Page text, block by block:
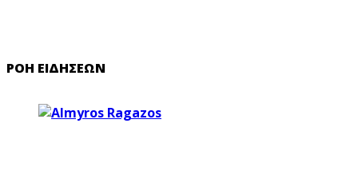
ΡΟΉ ΕΙΔΉΣΕΩΝ